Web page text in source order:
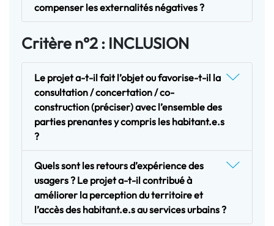
compenser les externalités négatives ?
Critère n°2 : INCLUSION
Le projet a-t-il fait l’objet ou favorise-t-il la
consultation / concertation / co-
construction (préciser) avec l’ensemble des
parties prenantes y compris les habitant.e.s
?
Quels sont les retours d’expérience des
usagers ? Le projet a-t-il contribué à
améliorer la perception du territoire et
l’accès des habitant.e.s au services urbains ?